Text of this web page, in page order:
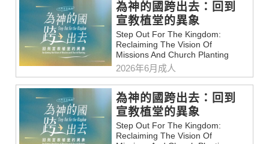
為神的國跨出去：回到
宣教植堂的異象
Step Out For The Kingdom:
Reclaiming The Vision Of
Missions And Church Planting
2026年6月成人
為神的國跨出去：回到
宣教植堂的異象
Step Out For The Kingdom:
Reclaiming The Vision Of